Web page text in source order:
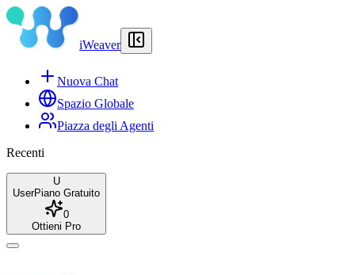
iWeaver
Nuova Chat
Spazio Globale
Piazza degli Agenti
Recenti
U
UserPiano Gratuito
0
Ottieni Pro